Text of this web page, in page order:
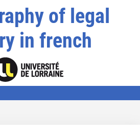
of legal
in french